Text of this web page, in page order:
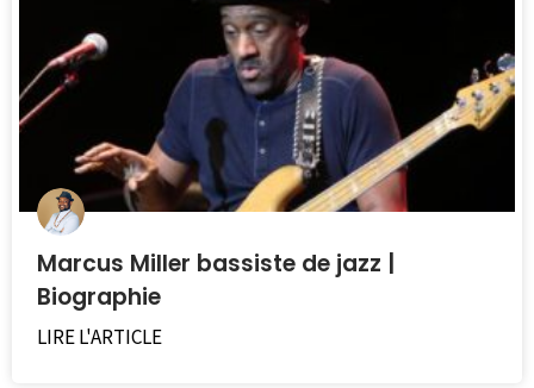
Marcus Miller bassiste de jazz |
Biographie
LIRE L'ARTICLE